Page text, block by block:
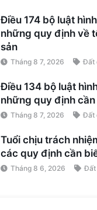
Điều 174 bộ luật
những quy định về
sản
Tháng 8 7, 2026 Đất
Điều 134 bộ luật
những quy định
Tháng 8 7, 2026 Đất
Tuổi chịu trách
các quy định cần
Tháng 8 6, 2026 Đất